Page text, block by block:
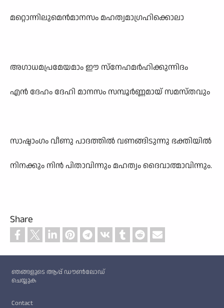
മറ്റൊന്നിലുമെൻമാനസം മഹത്വമാഗ്രഹിക്കൊലാ
അഗാധമപ്രമേയമാം ഈ സ്നേഹമർഹിക്കുന്നിദം
എൻ ദേഹം ദേഹി മാനസം സമ്പൂർണ്ണമായ് സമസ്തവും
സാഷ്ടാംഗം വീണു പാദത്തിൽ വണങ്ങിടുന്നു ഭക്തിയിൽ
നിനക്കും നിൻ പിതാവിന്നും മഹത്വം ദൈവാത്മാവിന്നും.
Share
ഞങ്ങളുടെ ആപ്പ് ഡൗൺലോഡ്
ചെയ്യുക
Footer
Contact